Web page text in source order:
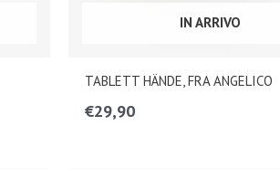
IN ARRIVO
TABLETT HÄNDE, FRA ANGELICO
€29,90